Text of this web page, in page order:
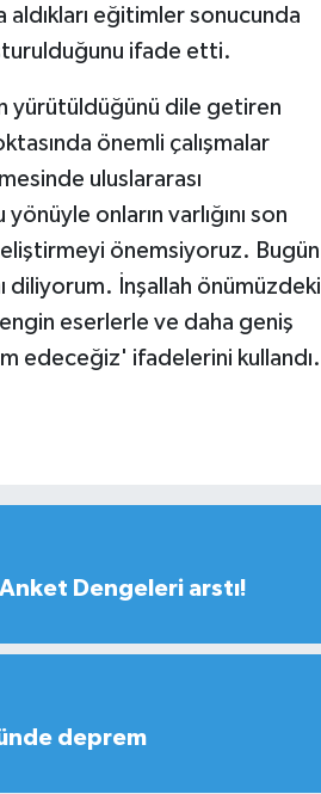
aldıkları eğitimler sonucunda
ifade etti.
yürütüldüğünü dile getiren
önemli çalışmalar
uluslararası
onların varlığını son
önemsiyoruz. Bugün
diliyorum. İnşallah önümüzdeki
eserlerle ve daha geniş
edeceğiz' ifadelerini kullandı.
Dengeleri arstı!
deprem